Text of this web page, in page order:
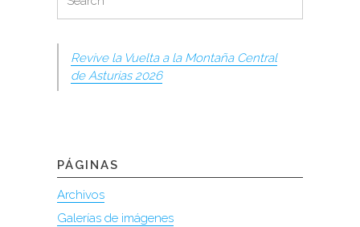
for:
Revive la Vuelta a la Montaña Central
de Asturias 2026
PÁGINAS
Archivos
Galerías de imágenes